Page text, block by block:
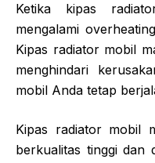
Ketika kipas
mengalami
Kipas radiator mobil
menghindari
mobil Anda tetap
Kipas radiator mobil
berkualitas tinggi dan